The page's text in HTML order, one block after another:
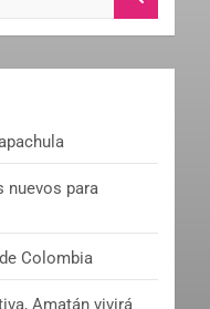
nuevos para
Colombia
Amatán vivirá